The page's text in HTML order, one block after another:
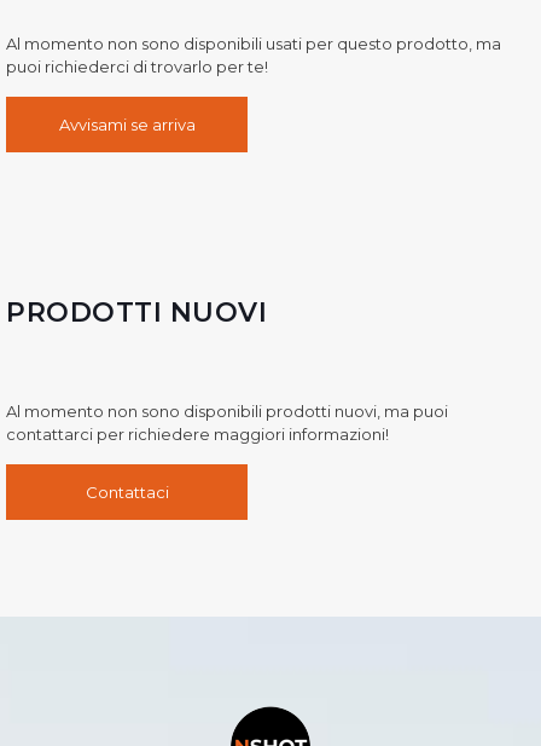
Al momento non sono disponibili usati per questo prodotto, ma
puoi richiederci di trovarlo per te!
Avvisami se arriva
PRODOTTI NUOVI
Al momento non sono disponibili prodotti nuovi, ma puoi
contattarci per richiedere maggiori informazioni!
Contattaci